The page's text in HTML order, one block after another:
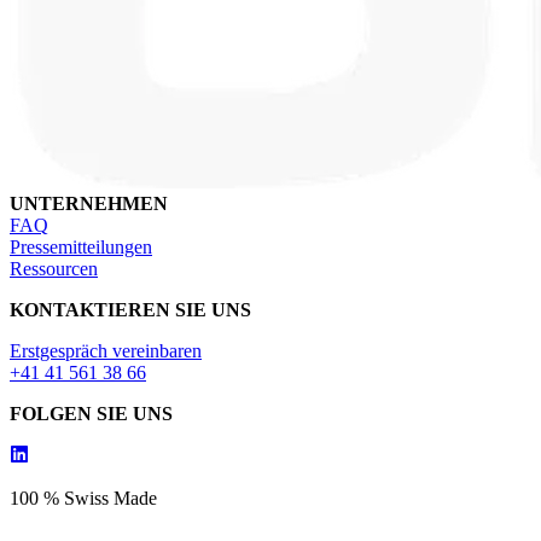
UNTERNEHMEN
FAQ
Pressemitteilungen
Ressourcen
KONTAKTIEREN SIE UNS
Erstgespräch vereinbaren
+41 41 561 38 66
FOLGEN SIE UNS
100 % Swiss Made